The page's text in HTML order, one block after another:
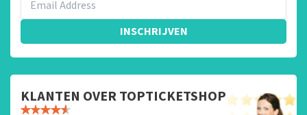
INSCHRIJVEN
KLANTEN OVER TOPTICKETSHOP